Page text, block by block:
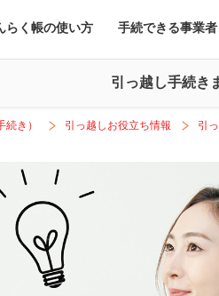
らく帳の使い方 手続できる事業者
引っ越し手続き
き） 引っ越しお役立ち情報 引